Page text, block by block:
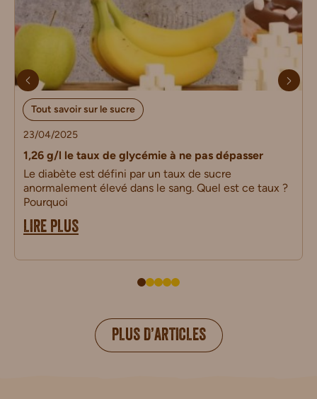
Tout savoir sur le sucre
23/04/2025
1,26 g/l le taux de glycémie à ne pas dépasser
Le diabète est défini par un taux de sucre
anormalement élevé dans le sang. Quel est ce taux ?
Pourquoi
LIRE PLUS
PLUS D’ARTICLES